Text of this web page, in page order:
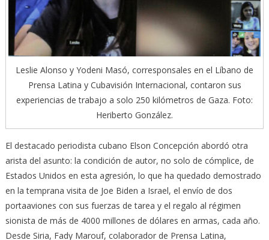
Leslie Alonso y Yodeni Masó, corresponsales en el Líbano de
Prensa Latina y Cubavisión Internacional, contaron sus
experiencias de trabajo a solo 250 kilómetros de Gaza. Foto:
Heriberto González.
El destacado periodista cubano Elson Concepción abordó otra
arista del asunto: la condición de autor, no solo de cómplice, de
Estados Unidos en esta agresión, lo que ha quedado demostrado
en la temprana visita de Joe Biden a Israel, el envío de dos
portaaviones con sus fuerzas de tarea y el regalo al régimen
sionista de más de 4000 millones de dólares en armas, cada año.
Desde Siria, Fady Marouf, colaborador de Prensa Latina,